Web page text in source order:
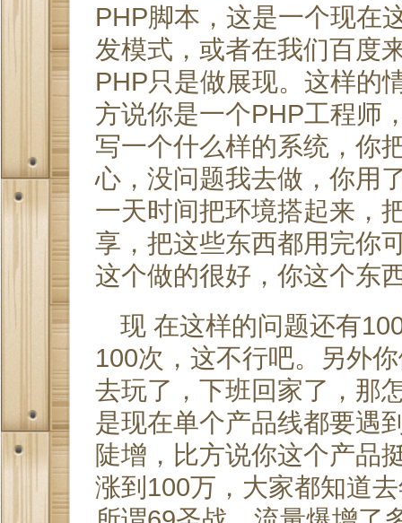
PHP脚本，这是一个现在
发模式，或者在我们百度
PHP只是做展现。这样的
方说你是一个PHP工程师
写一个什么样的系统，你
心，没问题我去做，你用
一天时间把环境搭起来，
享，把这些东西都用完你
这个做的很好，你这个东
现 在这样的问题还有
100次，这不行吧。另外
去玩了，下班回家了，那
是现在单个产品线都要遇
陡增，比方说你这个产品
涨到100万，大家都知道